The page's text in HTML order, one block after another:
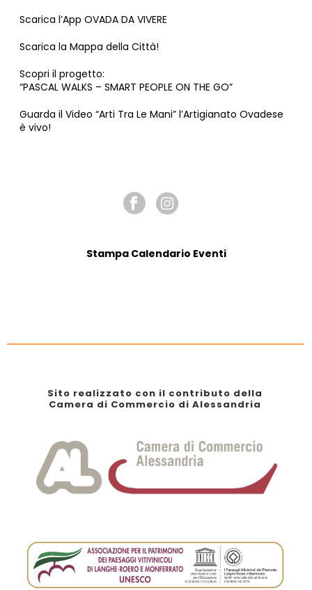
Scarica l’App OVADA DA VIVERE
Scarica la Mappa della Città!
Scopri il progetto:
“PASCAL WALKS – SMART PEOPLE ON THE GO”
Guarda il Video “Arti Tra Le Mani” l’Artigianato Ovadese
è vivo!
Stampa Calendario Eventi
Sito realizzato con il contributo della
Camera di Commercio di Alessandria